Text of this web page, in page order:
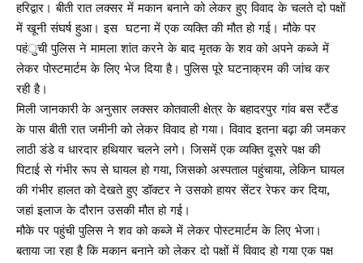
हरिद्वार। बीती रात लक्सर में मकान बनाने को लेकर हुए विवाद के चलते दो पक्षों
में खूनी संघर्ष हुआ। इस घटना में एक व्यक्ति की मौत हो गई। मौके पर
पहंुची पुलिस ने मामला शांत करने के बाद मृतक के शव को अपने कब्जे में
लेकर पोस्टमार्टम के लिए भेज दिया है। पुलिस पूरे घटनाक्रम की जांच कर
रही है।
मिली जानकारी के अनुसार लक्सर कोतवाली क्षेत्र के बहादरपुर गांव बस स्टैंड
के पास बीती रात जमीनी को लेकर विवाद हो गया। विवाद इतना बढ़ा की जमकर
लाठी डंडे व धारदार हथियार चलने लगे। जिसमें एक व्यक्ति दूसरे पक्ष की
पिटाई से गंभीर रूप से घायल हो गया, जिसको अस्पताल पहुंचाया, लेकिन घायल
की गंभीर हालत को देखते हुए डॉक्टर ने उसको हायर सेंटर रेफर कर दिया,
जहां इलाज के दौरान उसकी मौत हो गई।
मौके पर पहुंची पुलिस ने शव को कब्जे में लेकर पोस्टमार्टम के लिए भेजा।
बताया जा रहा है कि मकान बनाने को लेकर दो पक्षों में विवाद हो गया एक पक्ष